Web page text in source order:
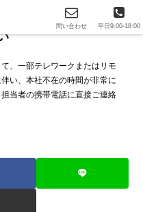
、一部テレワークまたはリモ
い、本社不在の時間が非常に
当者の携帯電話に直接ご連絡
問い合わせ 平日9:00-18:00